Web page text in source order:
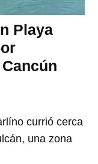
Playa
currió cerca
una zona